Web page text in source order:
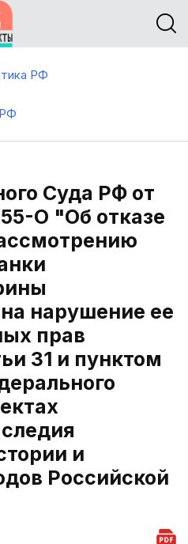
РФ
Суда РФ от
О "Об отказе
нарушение ее
прав
31 и пунктом
и
Российской